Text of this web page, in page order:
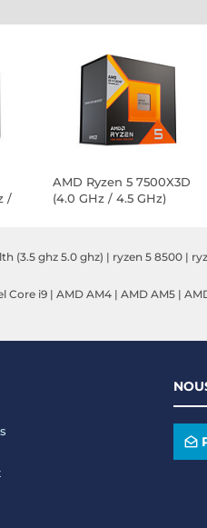
/
AMD Ryzen 5 7500X3D
(4.0 GHz / 4.5 GHz)
(3.5 ghz 5.0 ghz) | ryzen 5 8500 |
Core i9 | AMD AM4 | AMD AM5 |